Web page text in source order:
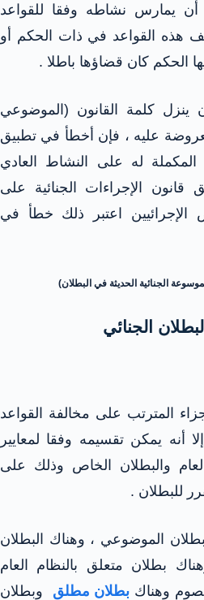
أن يمارس نشاطه وفقا للقواعد
هذه القواعد في ذات الحكم أو
الحكم كان قضاؤها باطلا .
ينزل كلمة القانون (الموضوعي
عليه ، فإن أخطأ في تطبيق
المكملة له على النشاط العادي
قانون الإجراءات الجنائية على
الإجرائيين اعتبر ذلك خطأ في
الجنائية الحديثة في البطلان)
الجنائي
المترتب على مخالفة القواعد
أنه يمكن تقسيمه وفقا لمعايير
والبطلان الخاص وذلك على
للبطلان .
الموضوعي ، وهناك البطلان
بطلان متعلق بالنظام العام
وهناك بطلان مطلق
وبطلان